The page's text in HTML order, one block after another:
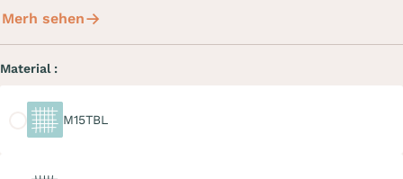
Merh sehen
Material :
M15TBL